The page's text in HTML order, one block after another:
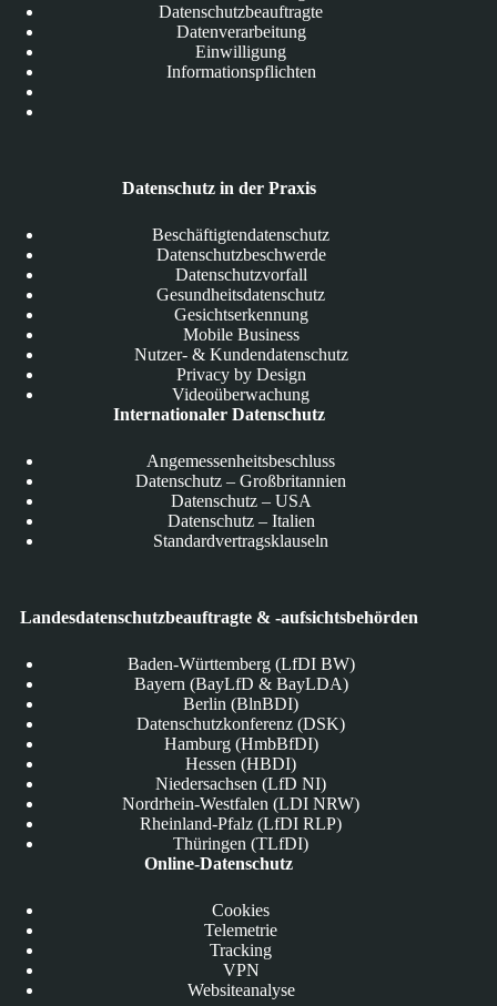
Datenschutzbeauftragte
Datenverarbeitung
Einwilligung
Informationspflichten
Datenschutz in der Praxis
Beschäftigtendatenschutz
Datenschutzbeschwerde
Datenschutzvorfall
Gesundheitsdatenschutz
Gesichtserkennung
Mobile Business
Nutzer- & Kundendatenschutz
Privacy by Design
Videoüberwachung
Internationaler Datenschutz
Angemessenheitsbeschluss
Datenschutz – Großbritannien
Datenschutz – USA
Datenschutz – Italien
Standardvertragsklauseln
Landesdatenschutzbeauftragte & -aufsichtsbehörden
Baden-Württemberg (LfDI BW)
Bayern (BayLfD & BayLDA)
Berlin (BlnBDI)
Datenschutzkonferenz (DSK)
Hamburg (HmbBfDI)
Hessen (HBDI)
Niedersachsen (LfD NI)
Nordrhein-Westfalen (LDI NRW)
Rheinland-Pfalz (LfDI RLP)
Thüringen (TLfDI)
Online-Datenschutz
Cookies
Telemetrie
Tracking
VPN
Websiteanalyse